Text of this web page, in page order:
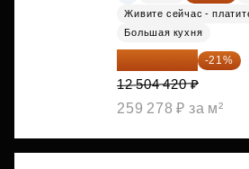
Живите сейчас -
Большая кухня
-21%
12 504 420 ₽
259 278 ₽ за м²